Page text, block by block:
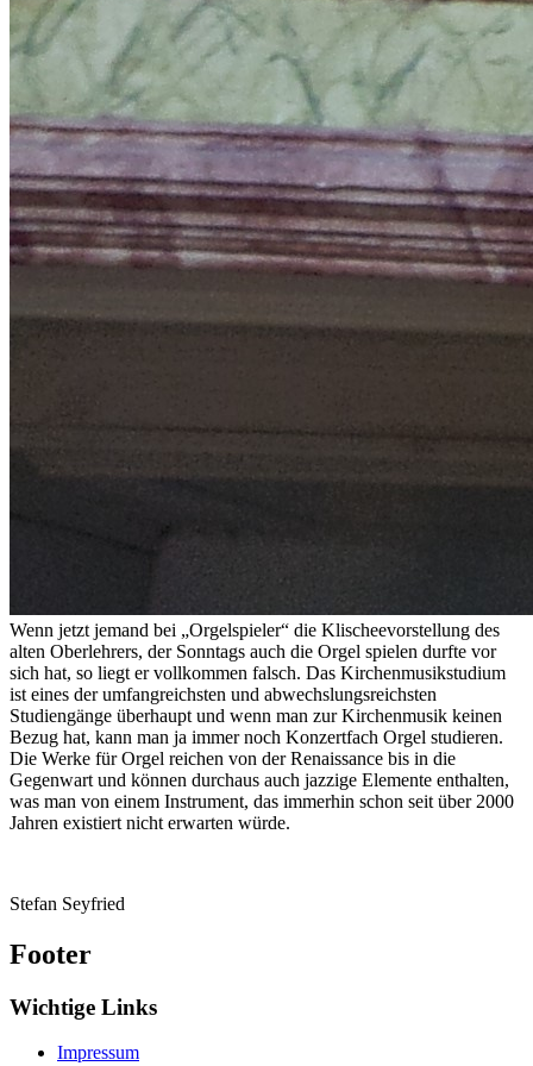
Wenn jetzt jemand bei „Orgelspieler“ die Klischeevorstellung des
alten Oberlehrers, der Sonntags auch die Orgel spielen durfte vor
sich hat, so liegt er vollkommen falsch. Das Kirchenmusikstudium
ist eines der umfangreichsten und abwechslungsreichsten
Studiengänge überhaupt und wenn man zur Kirchenmusik keinen
Bezug hat, kann man ja immer noch Konzertfach Orgel studieren.
Die Werke für Orgel reichen von der Renaissance bis in die
Gegenwart und können durchaus auch jazzige Elemente enthalten,
was man von einem Instrument, das immerhin schon seit über 2000
Jahren existiert nicht erwarten würde.
Stefan Seyfried
Footer
Wichtige Links
Impressum